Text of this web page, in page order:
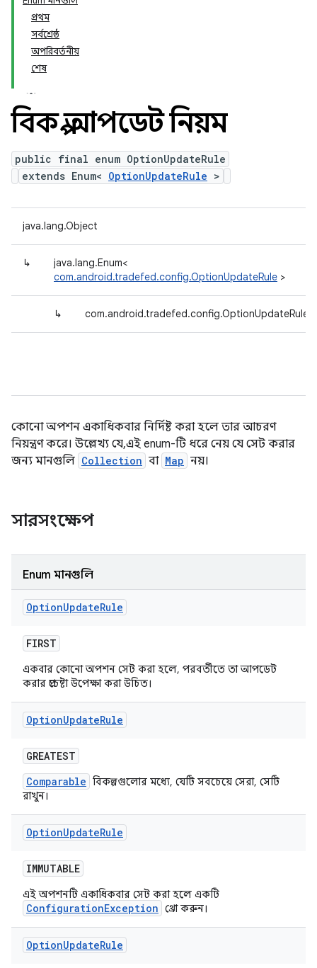
প্রথম
সর্বশ্রেষ্ঠ
অপরিবর্তনীয়
শেষ
বিকল্প আপডেট নিয়ম
public final enum OptionUpdateRule
extends Enum< OptionUpdateRule >
java.lang.Object
↳
java.lang.Enum<
com.android.tradefed.config.OptionUpdateRule >
↳ com.android.tradefed.config.OptionUpdateRule
কোনো অপশন একাধিকবার নির্দিষ্ট করা হলে তার আচরণ
নিয়ন্ত্রণ করে। উল্লেখ্য যে, এই enum-টি ধরে নেয় যে সেট করার
জন্য মানগুলি Collection বা Map নয়।
সারসংক্ষেপ
Enum মানগুলি
OptionUpdateRule
FIRST
একবার কোনো অপশন সেট করা হলে, পরবর্তীতে তা আপডেট
করার প্রচেষ্টা উপেক্ষা করা উচিত।
OptionUpdateRule
GREATEST
Comparable বিকল্পগুলোর মধ্যে, যেটি সবচেয়ে সেরা, সেটি
রাখুন।
OptionUpdateRule
IMMUTABLE
এই অপশনটি একাধিকবার সেট করা হলে একটি
ConfigurationException থ্রো করুন।
OptionUpdateRule